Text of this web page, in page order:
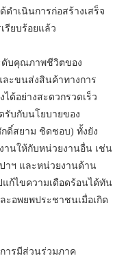
ำเนินการก่อสร้างเสร็จ
รียบร้อยแล้ว
ดับคุณภาพชีวิตของ
ะขนส่งสินค้าทางการ
ด้อย่างสะดวกรวดเร็ว
รับกับนโยบายของ
ดิ์สยาม ชิดชอบ) ทั้งยัง
านให้กับหน่วยงานอื่น เช่น
าฯ และหน่วยงานด้าน
แก้ไขความเดือดร้อนได้ทัน
ะอพยพประชาชนเมื่อเกิด
ารมีส่วนร่วมภาค